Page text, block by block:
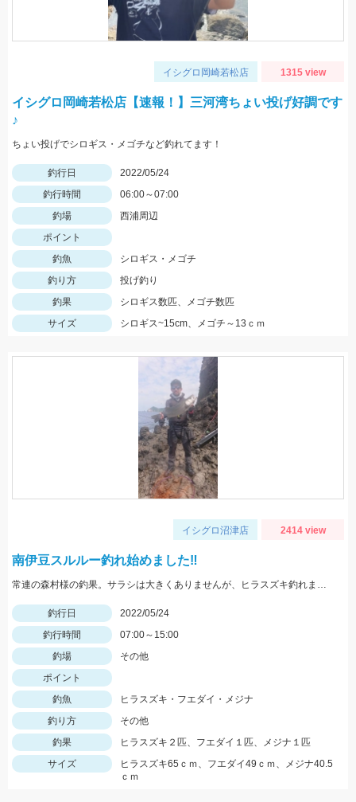
イシグロ岡崎若松店 1315 view
イシグロ岡崎若松店【速報！】三河湾ちょい投げ好調です
♪
ちょい投げでシロギス・メゴチなど釣れてます！
釣行日
2022/05/24
釣行時間
06:00～07:00
釣場
西浦周辺
ポイント
釣魚
シロギス・メゴチ
釣り方
投げ釣り
釣果
シロギス数匹、メゴチ数匹
サイズ
シロギス~15cm、メゴチ～13ｃｍ
イシグロ沼津店 2414 view
南伊豆スルルー釣れ始めました‼
常連の森村様の釣果。サラシは大きくありませんが、ヒラスズキ釣れました！
釣行日
2022/05/24
釣行時間
07:00～15:00
釣場
その他
ポイント
釣魚
ヒラスズキ・フエダイ・メジナ
釣り方
その他
釣果
ヒラスズキ２匹、フエダイ１匹、メジナ１匹
サイズ
ヒラスズキ65ｃｍ、フエダイ49ｃｍ、メジナ40.5
ｃｍ